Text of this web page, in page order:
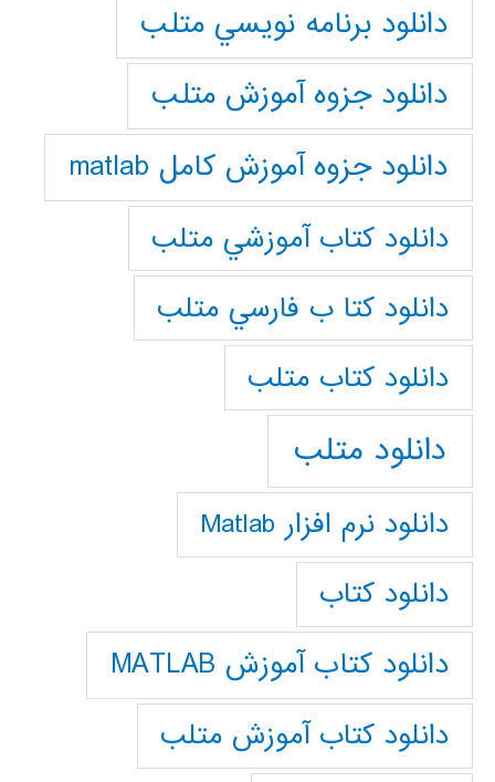
دانلود برنامه نويسي متلب
دانلود جزوه آموزش متلب
دانلود جزوه آموزش کامل matlab
دانلود كتاب آموزشي متلب
دانلود كتا ب فارسي متلب
دانلود كتاب متلب
دانلود متلب
دانلود نرم افزار Matlab
دانلود کتاب
دانلود کتاب آموزش MATLAB
دانلود کتاب آموزش متلب